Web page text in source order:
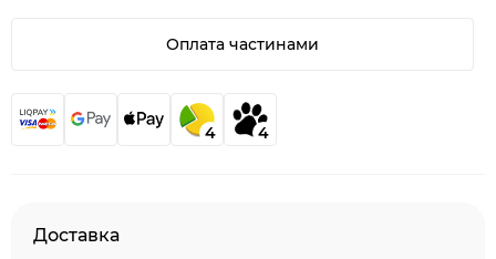
Оплата частинами
4 4
Доставка